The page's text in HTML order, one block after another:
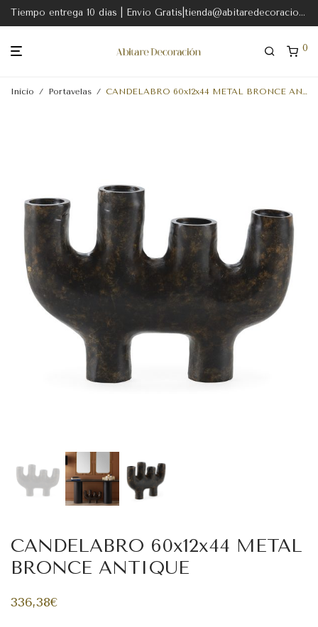
Tiempo entrega 10 dias | Envio Gratis|tienda@abitaredecoracion.com
0
Inicio / Portavelas / CANDELABRO 60x12x44 METAL BRONCE ANTIQUE
CANDELABRO 60x12x44 METAL
BRONCE ANTIQUE
336,38€